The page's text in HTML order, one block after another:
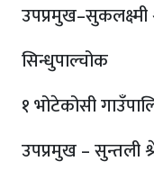
उपप्रमुख–सुकलक्ष्मी
सिन्धुपाल्चोक
१ भोटेकोसी
उपप्रमुख – सुन्तली